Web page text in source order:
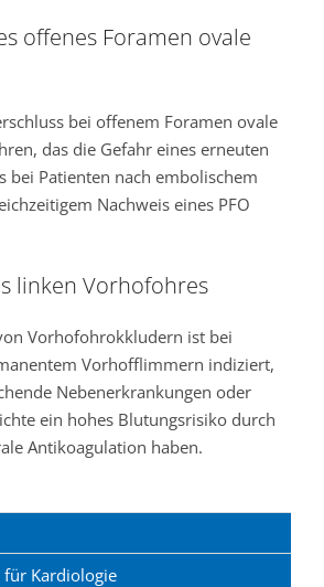
offenes Foramen ovale
bei offenem Foramen ovale
das die Gefahr eines erneuten
bei Patienten nach embolischem
Nachweis eines PFO
linken Vorhofohres
Vorhofohrokkludern ist bei
Vorhofflimmern indiziert,
Nebenerkrankungen oder
ein hohes Blutungsrisiko durch
Antikoagulation haben.
für Kardiologie